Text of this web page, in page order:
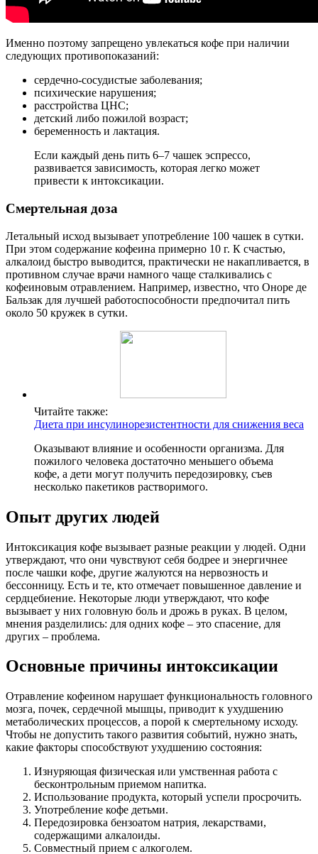
Именно поэтому запрещено увлекаться кофе при наличии
следующих противопоказаний:
сердечно-сосудистые заболевания;
психические нарушения;
расстройства ЦНС;
детский либо пожилой возраст;
беременность и лактация.
Если каждый день пить 6–7 чашек эспрессо,
развивается зависимость, которая легко может
привести к интоксикации.
Смертельная доза
Летальный исход вызывает употребление 100 чашек в сутки.
При этом содержание кофеина примерно 10 г. К счастью,
алкалоид быстро выводится, практически не накапливается, в
противном случае врачи намного чаще сталкивались с
кофеиновым отравлением. Например, известно, что Оноре де
Бальзак для лучшей работоспособности предпочитал пить
около 50 кружек в сутки.
Читайте также:
Диета при инсулинорезистентности для снижения веса
Оказывают влияние и особенности организма. Для
пожилого человека достаточно меньшего объема
кофе, а дети могут получить передозировку, съев
несколько пакетиков растворимого.
Опыт других людей
Интоксикация кофе вызывает разные реакции у людей. Одни
утверждают, что они чувствуют себя бодрее и энергичнее
после чашки кофе, другие жалуются на нервозность и
бессонницу. Есть и те, кто отмечает повышенное давление и
сердцебиение. Некоторые люди утверждают, что кофе
вызывает у них головную боль и дрожь в руках. В целом,
мнения разделились: для одних кофе – это спасение, для
других – проблема.
Основные причины интоксикации
Отравление кофеином нарушает функциональность головного
мозга, почек, сердечной мышцы, приводит к ухудшению
метаболических процессов, а порой к смертельному исходу.
Чтобы не допустить такого развития событий, нужно знать,
какие факторы способствуют ухудшению состояния:
Изнуряющая физическая или умственная работа с
бесконтрольным приемом напитка.
Использование продукта, который успели просрочить.
Употребление кофе детьми.
Передозировка бензоатом натрия, лекарствами,
содержащими алкалоиды.
Совместный прием с алкоголем.